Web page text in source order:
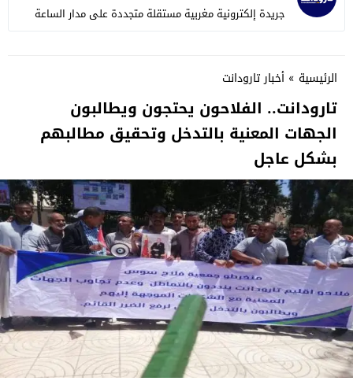
جريدة إلكترونية مغربية مستقلة متجددة على مدار الساعة
الرئيسية » أخبار تارودانت
تارودانت.. الفلاحون يحتجون ويطالبون
الجهات المعنية بالتدخل وتحقيق مطالبهم
بشكل عاجل